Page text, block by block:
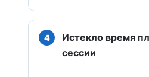
Истекло время
сессии